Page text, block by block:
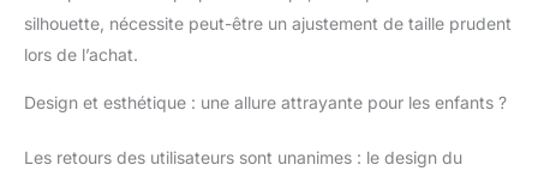
PUMA Logo chat placé
silhouette, nécessite peut-être un ajustement de taille prudent
lors de l’achat.
Design et esthétique : une allure attrayante pour les enfants ?
Les retours des utilisateurs sont unanimes : le design du